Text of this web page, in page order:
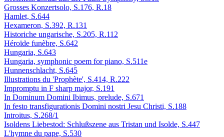
Grosses Konzertsolo, S.176, R.18
Hamlet, S.644
Hexameron, S.392, R.131
Historiche ungarische, S.205, R.112
Héroïde funèbre, S.642
Hungaria, S.643
Hungaria, symphonic poem for piano, S.511e
Hunnenschlacht, S.645
Illustrations du 'Prophète', S.414, R.222
Impromptu in F sharp major, S.191
In Dominum Domini Ibimus, prelude, S.671
In festo transfigurationis Domini nostri Jesu Christi, S.188
Introitus, S.268/1
Isoldens Liebestod: Schlußszene aus Tristan und Isolde, S.447
L'hymne du pape, S.530